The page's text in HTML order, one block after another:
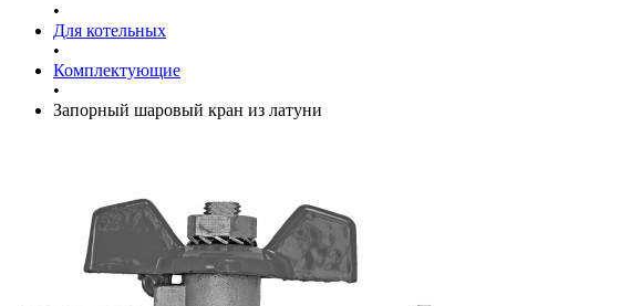
•
Для котельных
•
Комплектующие
•
Запорный шаровый кран из латуни